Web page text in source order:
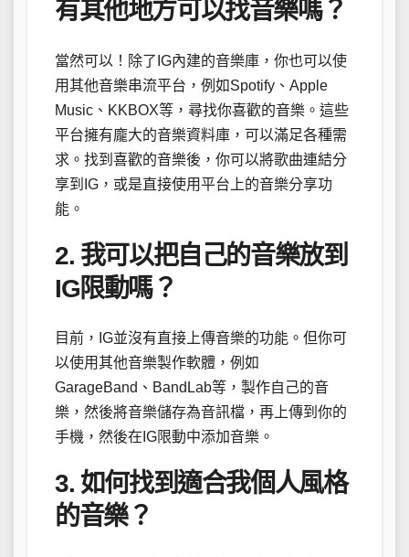
有其他地方可以找音樂嗎？
當然可以！除了IG內建的音樂庫，你也可以使
用其他音樂串流平台，例如Spotify、Apple
Music、KKBOX等，尋找你喜歡的音樂。這些
平台擁有龐大的音樂資料庫，可以滿足各種需
求。找到喜歡的音樂後，你可以將歌曲連結分
享到IG，或是直接使用平台上的音樂分享功
能。
2. 我可以把自己的音樂放到
IG限動嗎？
目前，IG並沒有直接上傳音樂的功能。但你可
以使用其他音樂製作軟體，例如
GarageBand、BandLab等，製作自己的音
樂，然後將音樂儲存為音訊檔，再上傳到你的
手機，然後在IG限動中添加音樂。
3. 如何找到適合我個人風格
的音樂？